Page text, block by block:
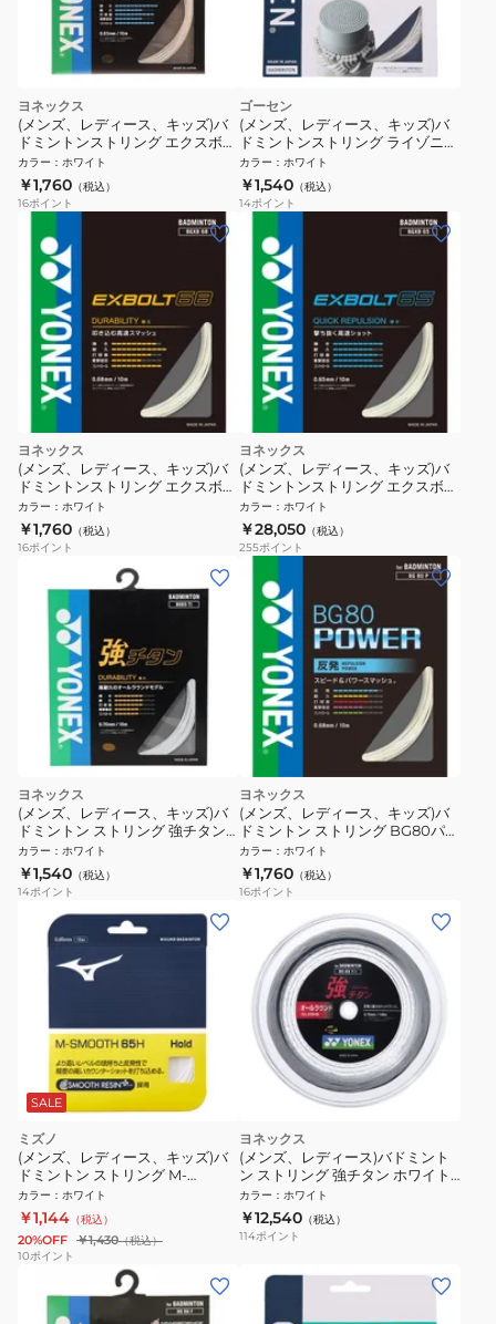
ヨネックス
(メンズ、レディース、キッズ)バ
ドミントンストリング エクスボル
ト63 BGXB63-011
カラー ： ホワイト
￥1,760 （税込）
16ポイント
ゴーセン
(メンズ、レディース、キッズ)バ
ドミントンストリング ライゾニッ
ク65 ホワイト BSRY65WH
カラー ： ホワイト
￥1,540 （税込）
14ポイント
ヨネックス
(メンズ、レディース、キッズ)バ
ドミントンストリング エクスボル
ト68 BGXB68-011
カラー ： ホワイト
￥1,760 （税込）
16ポイント
ヨネックス
(メンズ、レディース、キッズ)バ
ドミントンストリング エクスボル
ト65 200M BGXB65-2-011
カラー ： ホワイト
￥28,050 （税込）
255ポイント
ヨネックス
(メンズ、レディース、キッズ)バ
ドミントン ストリング 強チタン
BG65TI-011
カラー ： ホワイト
￥1,540 （税込）
14ポイント
ヨネックス
(メンズ、レディース、キッズ)バ
ドミントン ストリング BG80パワ
ー BG80P-011
カラー ： ホワイト
￥1,760 （税込）
16ポイント
SALE
ミズノ
(メンズ、レディース、キッズ)バ
ドミントン ストリング M-
SMOOTH 65H 73JGA93001
カラー ： ホワイト
￥1,144 （税込）
20%OFF ￥1,430（税込）
10ポイント
ヨネックス
(メンズ、レディース)バドミント
ン ストリング 強チタン ホワイト
100mロールガット BG65T-1-011
カラー ： ホワイト
￥12,540 （税込）
114ポイント